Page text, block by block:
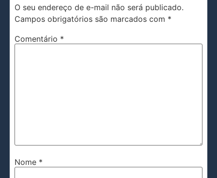
O seu endereço de e-mail não será publicado.
Campos obrigatórios são marcados com *
Comentário *
Nome *